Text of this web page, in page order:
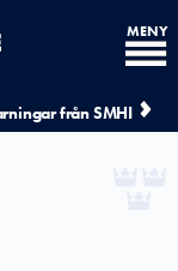
från SMHI
MENY